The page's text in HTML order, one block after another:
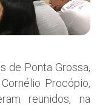
Ponta Grossa,
Procópio,
reunidos, na